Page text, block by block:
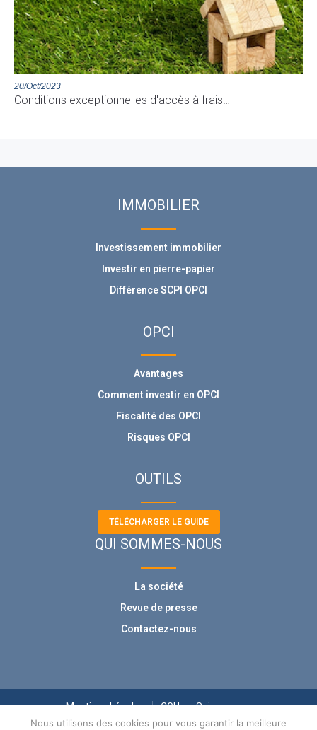
20/Oct/2023
Conditions exceptionnelles d'accès à frais…
IMMOBILIER
Investissement immobilier
Investir en pierre-papier
Différence SCPI OPCI
OPCI
Avantages
Comment investir en OPCI
Fiscalité des OPCI
Risques OPCI
OUTILS
TÉLÉCHARGER LE GUIDE
QUI SOMMES-NOUS
La société
Revue de presse
Contactez-nous
Mentions Légales CGU
Suivez-nous
Nous utilisons des cookies pour vous garantir la meilleure